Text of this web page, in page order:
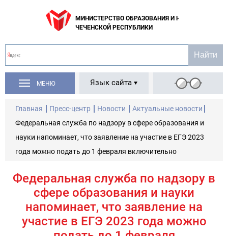
МИНИСТЕРСТВО ОБРАЗОВАНИЯ И НАУКИ
ЧЕЧЕНСКОЙ РЕСПУБЛИКИ
МЕНЮ Язык сайта
Главная Пресс-центр Новости
Актуальные новости
Федеральная служба по надзору в сфере образования и
науки напоминает, что заявление на участие в ЕГЭ 2023
года можно подать до 1 февраля включительно
Федеральная служба по надзору в
сфере образования и науки
напоминает, что заявление на
участие в ЕГЭ 2023 года можно